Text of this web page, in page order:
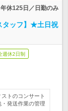
休125日／日勤のみ
タッフ】★土日祝
週休2日制
トのコンサート
発送作業の管理